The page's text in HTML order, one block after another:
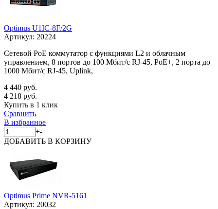
Optimus U1IC-8F/2G
Артикул: 20224
Сетевой PoE коммутатор с функциями L2 и облачным
управлением, 8 портов до 100 Мбит/с RJ-45, PoE+, 2 порта до
1000 Мбит/с RJ-45, Uplink,
4 440 руб.
4 218 руб.
Купить в 1 клик
Сравнить
В избранное
+-
ДОБАВИТЬ В КОРЗИНУ
Optimus Prime NVR-5161
Артикул: 20032